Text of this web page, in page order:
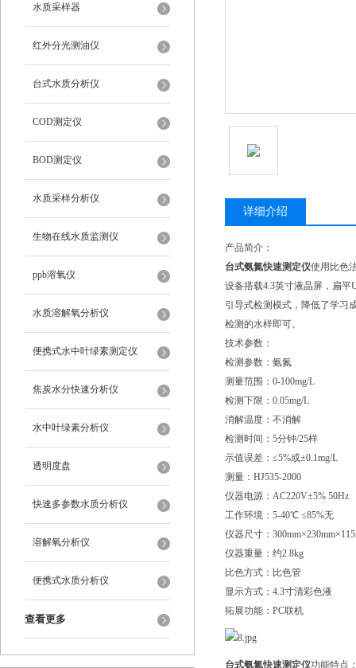
水质采样器
红外分光测油仪
台式水质分析仪
COD测定仪
BOD测定仪
水质采样分析仪
生物在线水质监测仪
ppb溶氧仪
水质溶解氧分析仪
便携式水中叶绿素测定仪
焦炭水分快速分析仪
水中叶绿素分析仪
透明度盘
快速多参数水质分析仪
溶解氧分析仪
便携式水质分析仪
查看更多
详细介绍
产品简介：
台式氨氮快速测定仪使用比色
设备搭载4.3英寸液晶屏，扁
引导式检测模式，降低了学习
检测的水样即可。
技术参数：
检测参数：氨氮
测量范围：0-100mg/L
检测下限：0.05mg/L
消解温度：不消解
检测时间：5分钟/25样
示值误差：≤5%或±0.1mg/L
测量：HJ535-2000
仪器电源：AC220V±5% 50Hz
工作环境：5-40℃ ≤85%无
仪器尺寸：
仪器重量：约2.8kg
比色方式：比色管
显示方式：4.3寸清彩色液
拓展功能：PC联机
台式氨氮快速测定仪功能特点